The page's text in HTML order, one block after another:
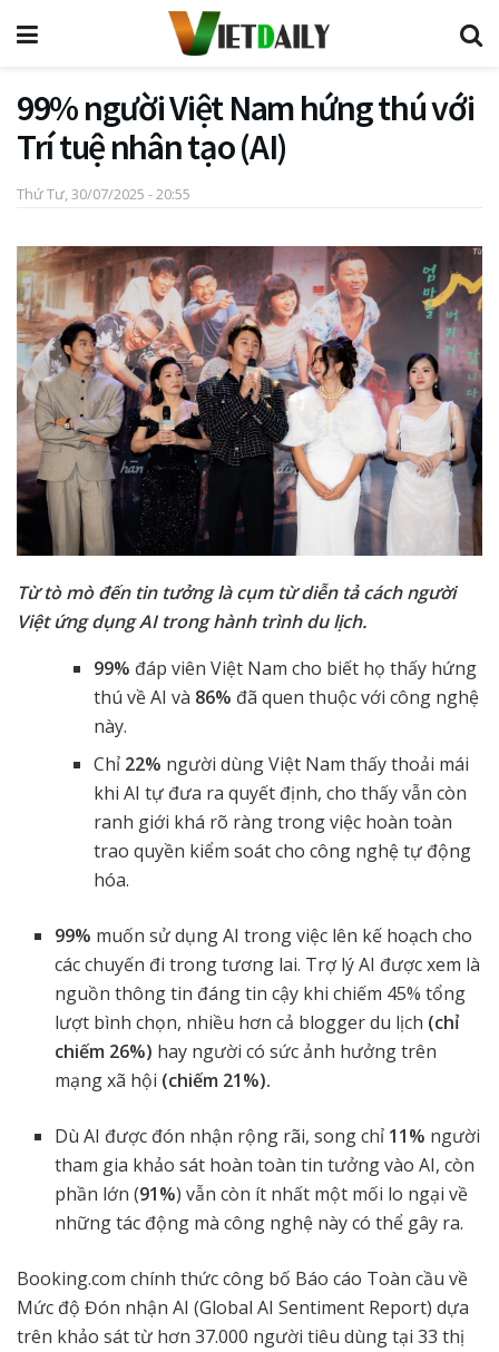
99% người Việt Nam hứng thú với
Trí tuệ nhân tạo (AI)
Thứ Tư, 30/07/2025 - 20:55
Từ tò mò đến tin tưởng là cụm từ diễn tả cách người
Việt ứng dụng AI trong hành trình du lịch.
99% đáp viên Việt Nam cho biết họ thấy hứng
thú về AI và 86% đã quen thuộc với công nghệ
này.
Chỉ22% người dùng Việt Nam thấy thoải mái
khi AI tự đưa ra quyết định, cho thấy vẫn còn
ranh giới khá rõ ràng trong việc hoàn toàn
trao quyền kiểm soát cho công nghệ tự động
hóa.
99% muốn sử dụng AI trong việc lên kế hoạch cho
các chuyến đi trong tương lai. Trợ lý AI được xem là
nguồn thông tin đáng tin cậy khi chiếm 45% tổng
lượt bình chọn, nhiều hơn cả blogger du lịch (chỉ
chiếm 26%) hay người có sức ảnh hưởng trên
mạng xã hội (chiếm 21%).
Dù AI được đón nhận rộng rãi, song chỉ 11% người
tham gia khảo sát hoàn toàn tin tưởng vào AI, còn
phần lớn (91%) vẫn còn ít nhất một mối lo ngại về
những tác động mà công nghệ này có thể gây ra.
Booking.com chính thức công bố Báo cáo Toàn cầu về
Mức độ Đón nhận AI (Global AI Sentiment Report) dựa
trên khảo sát từ hơn 37.000 người tiêu dùng tại 33 thị